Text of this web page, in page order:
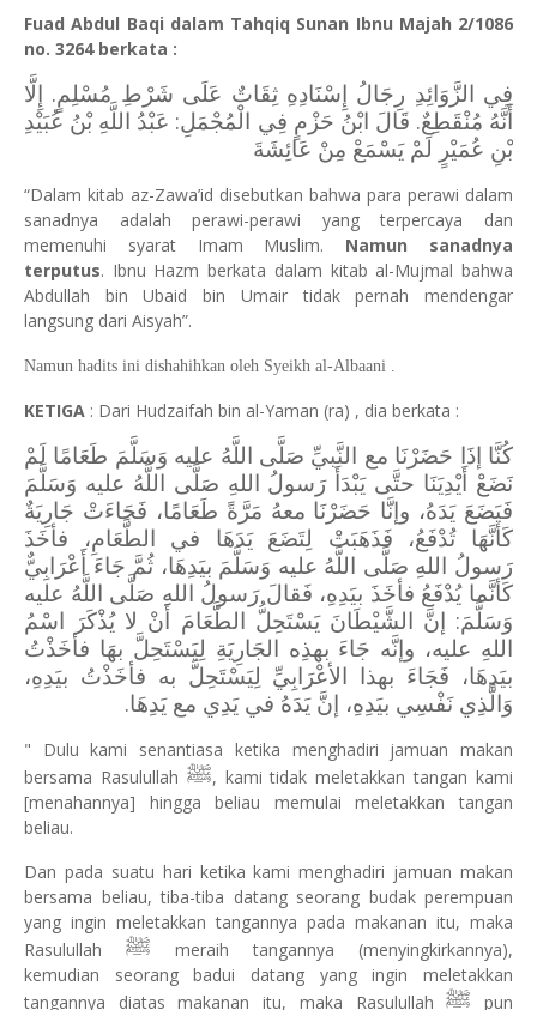
Fuad Abdul Baqi dalam Tahqiq Sunan Ibnu Majah 2/1086
no. 3264 berkata :
فِي الزَّوَائِدِ رِجَالُ إِسْنَادِهِ ثِقَاتٌ عَلَى شَرْطِ مُسْلِمٍ. إِلَّا
أَنَّهُ مُنْقَطِعٌ. قَالَ ابْنُ حَزْمٍ فِي الْمُجْمَلِ: عَبْدُ اللَّهِ بْنُ عُبَيْدِ
بْنِ عُمَيْرٍ لَمْ يَسْمَعْ مِنْ عَائِشَةَ
“Dalam kitab az-Zawa’id disebutkan bahwa para perawi dalam
sanadnya adalah perawi-perawi yang terpercaya dan
memenuhi syarat Imam Muslim. Namun sanadnya
terputus. Ibnu Hazm berkata dalam kitab al-Mujmal bahwa
Abdullah bin Ubaid bin Umair tidak pernah mendengar
langsung dari Aisyah”.
Namun hadits ini dishahihkan oleh Syeikh al-Albaani .
KETIGA : Dari Hudzaifah bin al-Yaman (ra) , dia berkata :
كُنَّا إذَا حَضَرْنَا مع النَّبيِّ صَلَّى اللَّهُ عليه وَسَلَّمَ طَعَامًا لَمْ
نَضَعْ أَيْدِيَنَا حتَّى يَبْدَأَ رَسولُ اللهِ صَلَّى اللَّهُ عليه وَسَلَّمَ
فَيَضَعَ يَدَهُ، وإنَّا حَضَرْنَا معهُ مَرَّةً طَعَامًا، فَجَاءَتْ جَارِيَةٌ
كَأنَّهَا تُدْفَعُ، فَذَهَبَتْ لِتَضَعَ يَدَهَا في الطَّعَامِ، فأخَذَ
رَسولُ اللهِ صَلَّى اللَّهُ عليه وَسَلَّمَ بيَدِهَا، ثُمَّ جَاءَ أَعْرَابِيٌّ
كَأنَّما يُدْفَعُ فأخَذَ بيَدِهِ، فَقالَ رَسولُ اللهِ صَلَّى اللَّهُ عليه
وَسَلَّمَ: إنَّ الشَّيْطَانَ يَسْتَحِلُّ الطَّعَامَ أَنْ لا يُذْكَرَ اسْمُ
اللهِ عليه، وإنَّه جَاءَ بهذِه الجَارِيَةِ لِيَسْتَحِلَّ بهَا فأخَذْتُ
بيَدِهَا، فَجَاءَ بهذا الأعْرَابِيِّ لِيَسْتَحِلَّ به فأخَذْتُ بيَدِهِ،
وَالَّذِي نَفْسِي بيَدِهِ، إنَّ يَدَهُ في يَدِي مع يَدِهَا.
" Dulu kami senantiasa ketika menghadiri jamuan makan
bersama Rasulullah ﷺ, kami tidak meletakkan tangan kami
[menahannya] hingga beliau memulai meletakkan tangan
beliau.
Dan pada suatu hari ketika kami menghadiri jamuan makan
bersama beliau, tiba-tiba datang seorang budak perempuan
yang ingin meletakkan tangannya pada makanan itu, maka
Rasulullah ﷺ meraih tangannya (menyingkirkannya),
kemudian seorang badui datang yang ingin meletakkan
tangannya diatas makanan itu, maka Rasulullahﷺ pun